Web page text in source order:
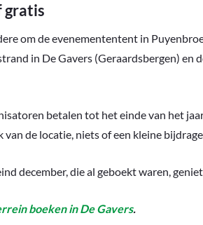
gratis
om de evenemententent in
in De Gavers (Geraardsbergen) en
betalen tot het einde van het
van de locatie, niets of een kleine
december, die al geboekt waren,
boeken in De Gavers.